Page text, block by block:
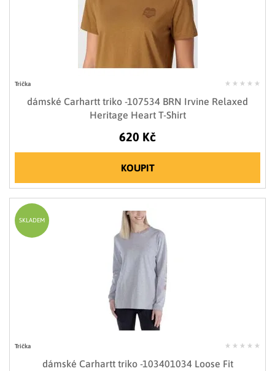
Trička
dámské Carhartt triko -107534 BRN Irvine Relaxed
Heritage Heart T-Shirt
620 Kč
KOUPIT
Trička
dámské Carhartt triko -103401034 Loose Fit
SKLADEM